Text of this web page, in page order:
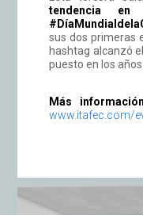
tendencia
sus dos primeras
hashtag alcanzó
puesto en los
Más
www.itafec.com/